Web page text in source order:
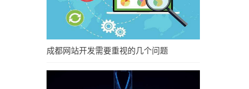
成都网站开发需要重视的几个问题